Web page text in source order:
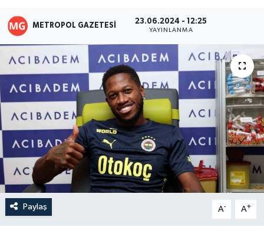
METROPOL GAZETESI 23.06.2024 - 12:25
YAYINLANMA
Paylaş A- A+